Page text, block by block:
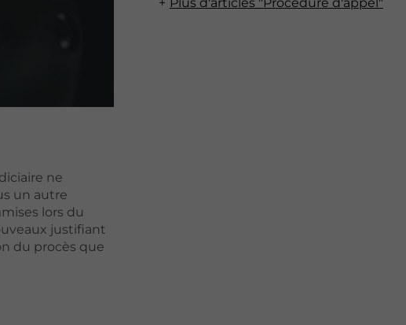
ne
un autre
lors du
justifiant
du procès que